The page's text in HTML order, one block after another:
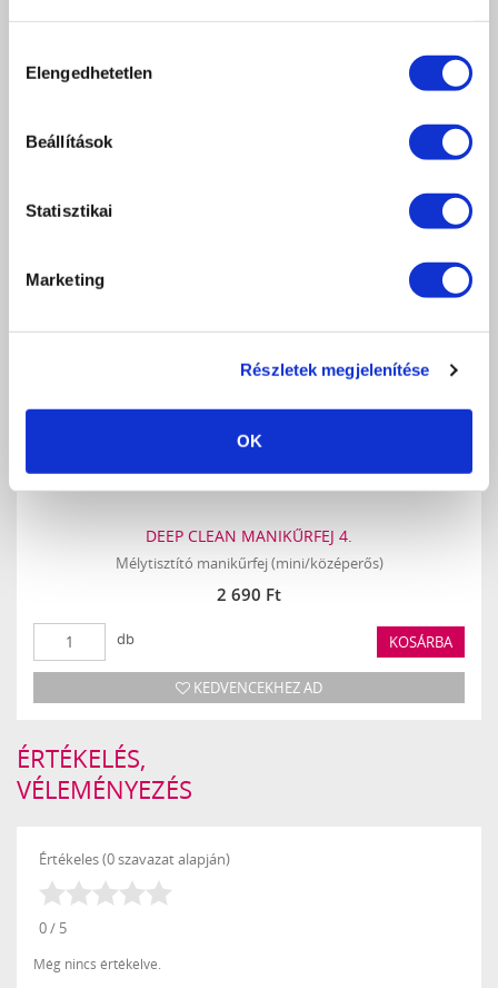
kiválasztása
Elengedhetetlen
Beállítások
Statisztikai
Marketing
Részletek megjelenítése
OK
TOVÁBBI 3 STEP CRYSTALAC (3S SZÍNEK)
KAPCSOLÓDÓ
DEEP CLEAN MANIKŰRFEJ 4.
Mélytisztító manikűrfej (mini/középerős)
2 690 Ft
db KOSÁRBA
KEDVENCEKHEZ AD
ÉRTÉKELÉS,
VÉLEMÉNYEZÉS
Értékeles (0 szavazat alapján)
0 / 5
Még nincs értékelve.